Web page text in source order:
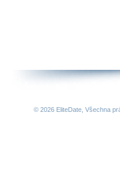
© 2026 EliteDate, Všechna